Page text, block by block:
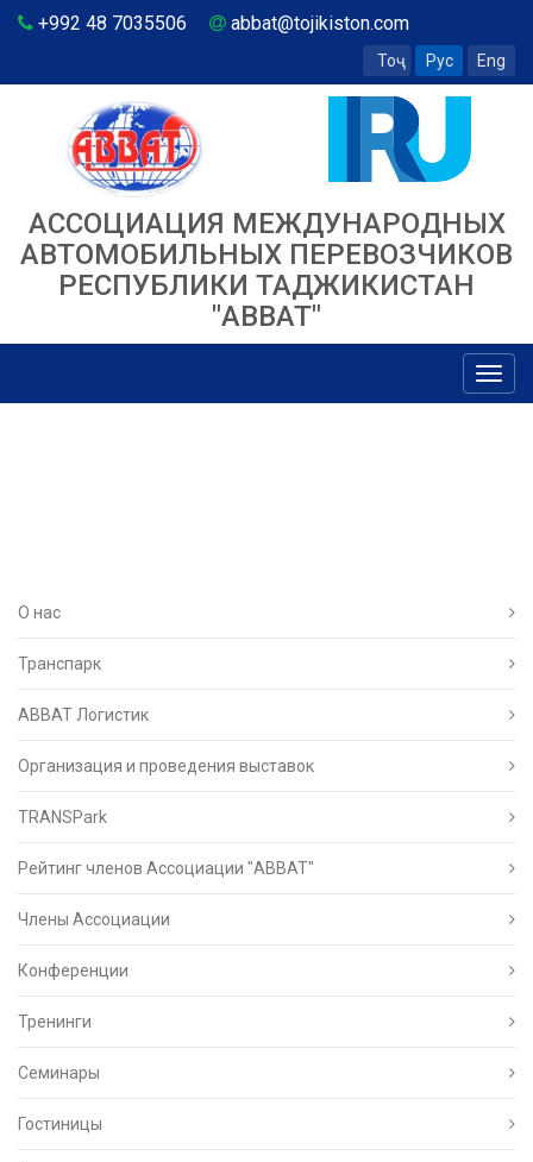
+992 48 7035506 abbat@tojikiston.com
Тоҷ Рус Eng
АССОЦИАЦИЯ МЕЖДУНАРОДНЫХ
АВТОМОБИЛЬНЫХ ПЕРЕВОЗЧИКОВ
РЕСПУБЛИКИ ТАДЖИКИСТАН
"ABBAT"
О нас
Транспарк
ABBAT Логистик
Организация и проведения выставок
TRANSPark
Рейтинг членов Ассоциации "АВВАТ"
Члены Ассоциации
Конференции
Тренинги
Семинары
Гостиницы